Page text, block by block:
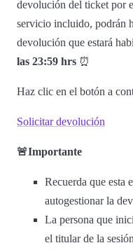
devolución del ticket por
servicio incluido, podrán
devolución que estará
las 23:59 hrs ⏰
Haz clic en el botón a
Solicitar devolución
🚨Importante
Recuerda que esta
autogestionar la
La persona que
el titular de la